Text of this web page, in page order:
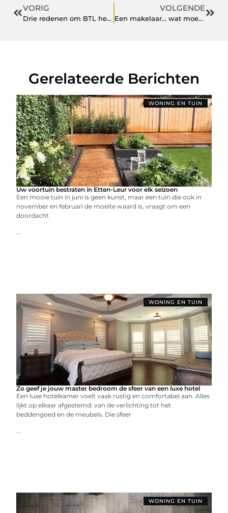
VORIG
Drie redenen om BTL het beheer van je buitenruimte te laten regelen
VOLGENDE
Een makelaar… wat moet je ermee/wat moet je zonder?
Gerelateerde Berichten
WONING EN TUIN
Uw voortuin bestraten in Etten-Leur voor elk seizoen
Een mooie tuin in juni is geen kunst, maar een tuin die ook in
november en februari de moeite waard is, vraagt om een
doordacht
...
WONING EN TUIN
Zo geef je jouw master bedroom de sfeer van een luxe hotel
Een luxe hotelkamer voelt vaak rustig en comfortabel aan. Alles
lijkt op elkaar afgestemd: van de verlichting tot het
beddengoed en de meubels. Die sfeer
...
WONING EN TUIN